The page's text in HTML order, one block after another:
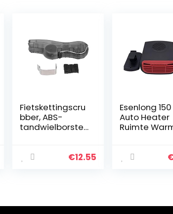
Fietskettingscru
bber, ABS-
tandwielborstelr
Grit Elektrisch
€12.55
Esenlong
Auto Heater
Ruimte
Kachel
V…